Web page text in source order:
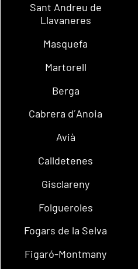
Sant Andreu de
Llavaneres
Masquefa
Martorell
Berga
Cabrera d´Anoia
Avià
Calldetenes
Gisclareny
Folgueroles
Fogars de la Selva
Figaró-Montmany